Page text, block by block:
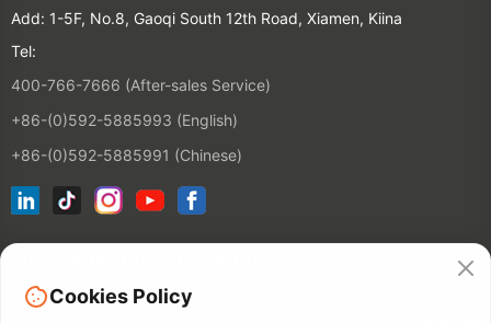
Add: 1-5F, No.8, Gaoqi South 12th Road, Xiamen, Kiina
Tel:
400-766-7666 (After-sales Service)
+86-(0)592-5885993 (English)
+86-(0)592-5885991 (Chinese)
Cookies Policy